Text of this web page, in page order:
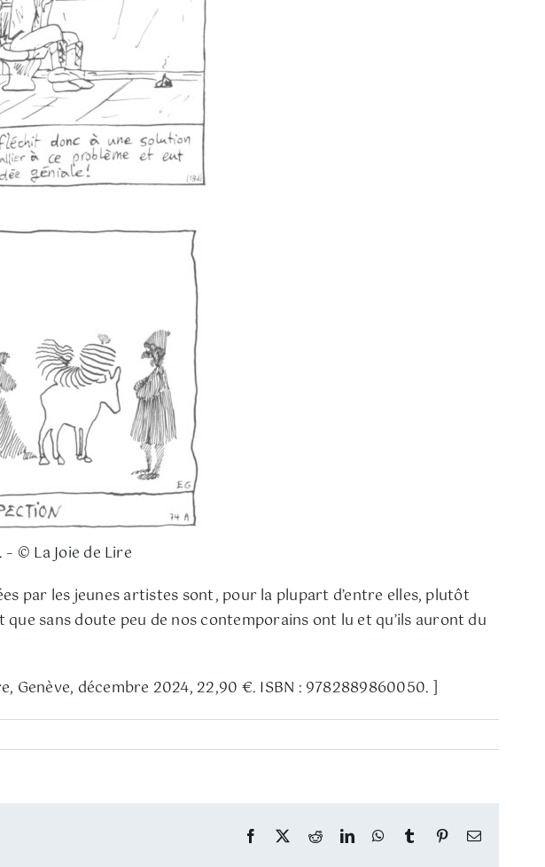
© La Joie de Lire
par les jeunes artistes sont, pour la plupart d’entre elles, plutôt
sans doute peu de nos contemporains ont lu et qu’ils auront du
Genève, décembre 2024, 22,90 €. ISBN : 9782889860050. ]
Facebook
TwitterRedditLinkedInWhatsApp
TumblrPinterestEmail